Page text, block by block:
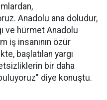
Anadolu ana doludur,
ve hürmet Anadolu
iş insanının özür
başlatılan yargı
bir daha
diye konuştu.